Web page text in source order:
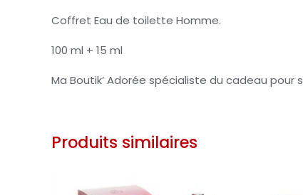
Coffret Eau de toilette Homme.
100 ml + 15 ml
Ma Boutik’ Adorée spécialiste du cadeau
Produits similaires